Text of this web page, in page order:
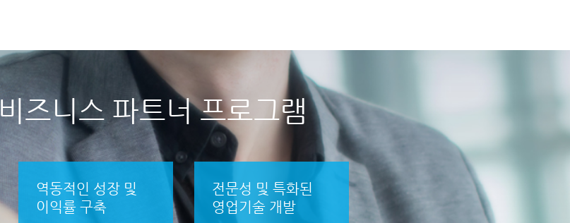
비즈니스파트너프로그램
역동적인 성장 및
이익률 구축
전문성 및 특화된
영업기술 개발